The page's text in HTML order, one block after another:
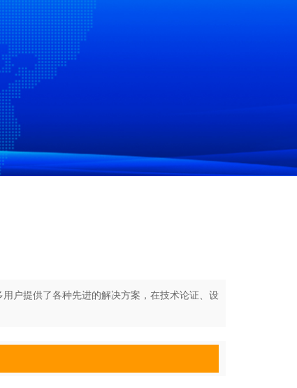
户提供了各种先进的解决方案，在技术论证、设